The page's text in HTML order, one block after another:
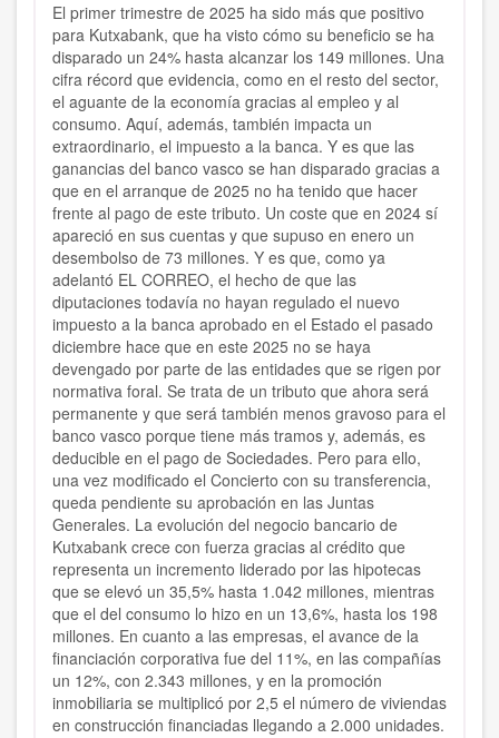
El primer trimestre de 2025 ha sido más que positivo
para Kutxabank, que ha visto cómo su beneficio se ha
disparado un 24% hasta alcanzar los 149 millones. Una
cifra récord que evidencia, como en el resto del sector,
el aguante de la economía gracias al empleo y al
consumo. Aquí, además, también impacta un
extraordinario, el impuesto a la banca. Y es que las
ganancias del banco vasco se han disparado gracias a
que en el arranque de 2025 no ha tenido que hacer
frente al pago de este tributo. Un coste que en 2024 sí
apareció en sus cuentas y que supuso en enero un
desembolso de 73 millones. Y es que, como ya
adelantó EL CORREO, el hecho de que las
diputaciones todavía no hayan regulado el nuevo
impuesto a la banca aprobado en el Estado el pasado
diciembre hace que en este 2025 no se haya
devengado por parte de las entidades que se rigen por
normativa foral. Se trata de un tributo que ahora será
permanente y que será también menos gravoso para el
banco vasco porque tiene más tramos y, además, es
deducible en el pago de Sociedades. Pero para ello,
una vez modificado el Concierto con su transferencia,
queda pendiente su aprobación en las Juntas
Generales. La evolución del negocio bancario de
Kutxabank crece con fuerza gracias al crédito que
representa un incremento liderado por las hipotecas
que se elevó un 35,5% hasta 1.042 millones, mientras
que el del consumo lo hizo en un 13,6%, hasta los 198
millones. En cuanto a las empresas, el avance de la
financiación corporativa fue del 11%, en las compañías
un 12%, con 2.343 millones, y en la promoción
inmobiliaria se multiplicó por 2,5 el número de viviendas
en construcción financiadas llegando a 2.000 unidades.